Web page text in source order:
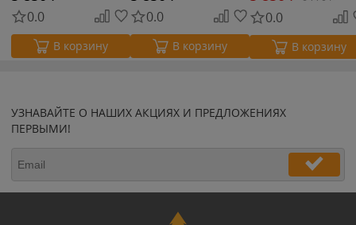
0.0
В корзину
0.0
В корзину
0.0
В корзину
УЗНАВАЙТЕ О НАШИХ АКЦИЯХ И ПРЕДЛОЖЕНИЯХ
ПЕРВЫМИ!